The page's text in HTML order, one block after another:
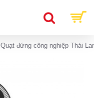
Quạt đứng công nghiệp Thái